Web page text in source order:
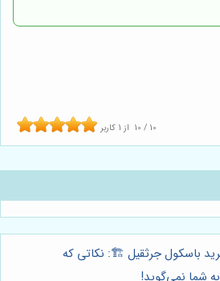
10 / 10 از 1 کاربر
باسکول جرثقیل 🏗️: نکاتی که